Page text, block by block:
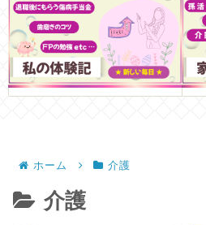
ホーム 介護
介護